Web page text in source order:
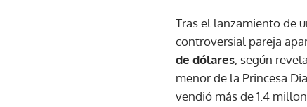
Tras el lanzamiento de
controversial pareja
de dólares, según
menor de la Princesa
vendió más de 1.4